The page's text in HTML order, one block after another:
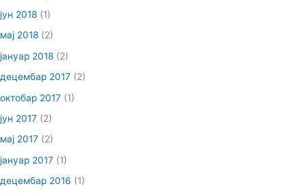
јун 2018 (1)
мај 2018 (2)
јануар 2018 (2)
децембар 2017 (2)
октобар 2017 (1)
јун 2017 (2)
мај 2017 (2)
јануар 2017 (1)
децембар 2016 (1)